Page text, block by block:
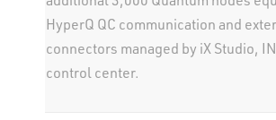
HyperQ QC communication and
connectors managed by iX Studio,
control center.